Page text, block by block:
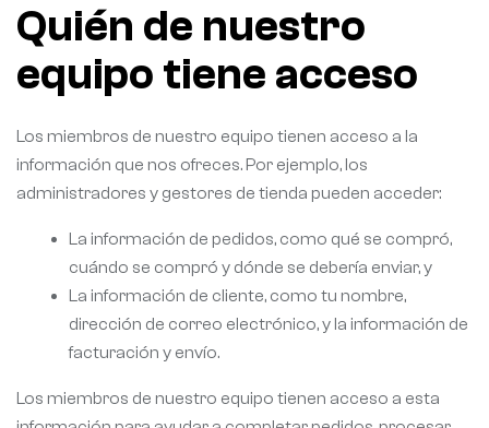
Quién de nuestro
equipo tiene acceso
Los miembros de nuestro equipo tienen acceso a la
información que nos ofreces. Por ejemplo, los
administradores y gestores de tienda pueden acceder:
La información de pedidos, como qué se compró,
cuándo se compró y dónde se debería enviar, y
La información de cliente, como tu nombre,
dirección de correo electrónico, y la información de
facturación y envío.
Los miembros de nuestro equipo tienen acceso a esta